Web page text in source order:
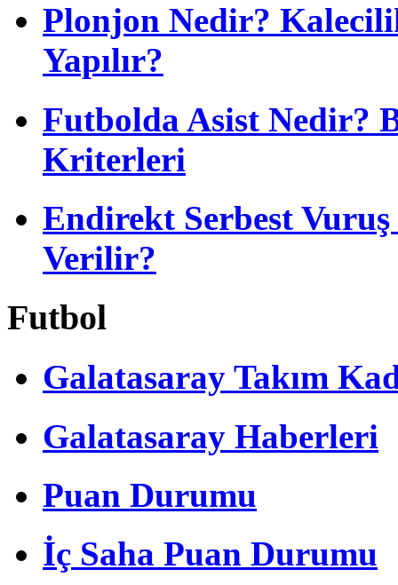
Plonjon Nedir?
Yapılır?
Futbolda Asist Nedir?
Kriterleri
Endirekt Serbest
Verilir?
Futbol
Galatasaray Takım
Galatasaray Haberleri
Puan Durumu
İç Saha Puan Durumu